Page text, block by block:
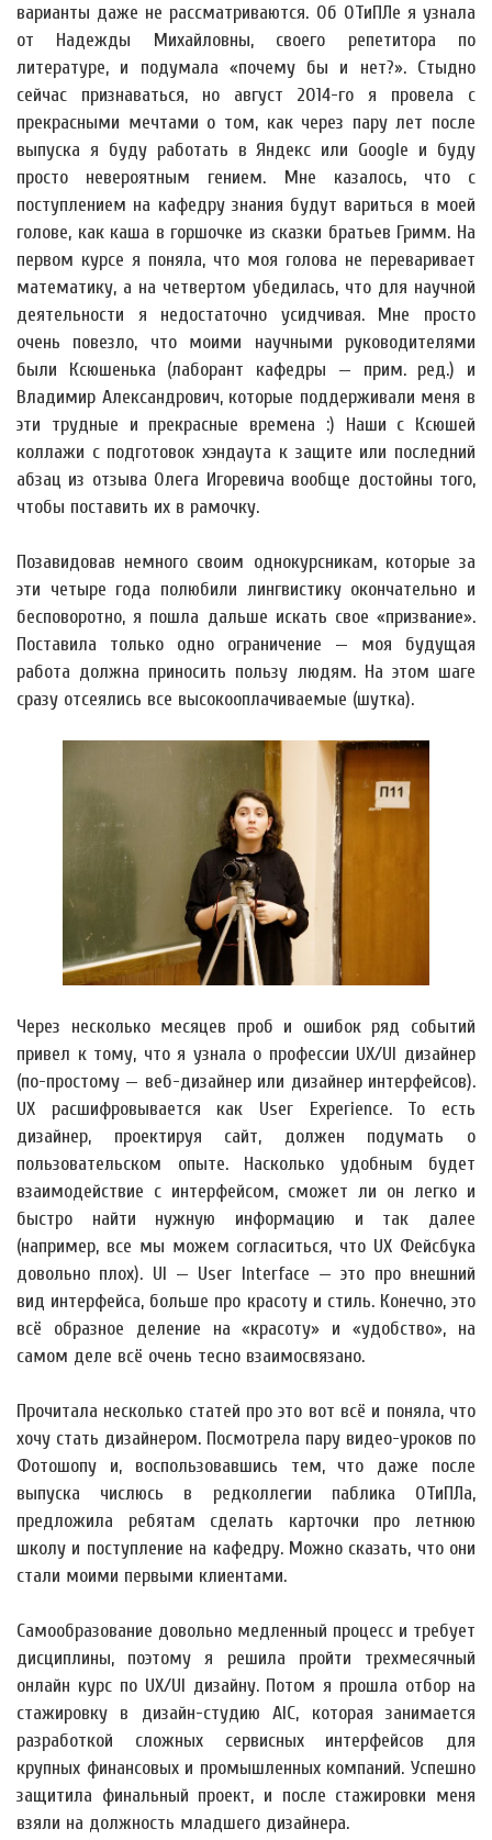
варианты даже не рассматриваются. Об ОТиПЛе я узнала
от Надежды Михайловны, своего репетитора по
литературе, и подумала «почему бы и нет?». Стыдно
сейчас признаваться, но август 2014-го я провела с
прекрасными мечтами о том, как через пару лет после
выпуска я буду работать в Яндекс или Google и буду
просто невероятным гением. Мне казалось, что с
поступлением на кафедру знания будут вариться в моей
голове, как каша в горшочке из сказки братьев Гримм. На
первом курсе я поняла, что моя голова не переваривает
математику, а на четвертом убедилась, что для научной
деятельности я недостаточно усидчивая. Мне просто
очень повезло, что моими научными руководителями
были Ксюшенька (лаборант кафедры — прим. ред.) и
Владимир Александрович, которые поддерживали меня в
эти трудные и прекрасные времена :) Наши с Ксюшей
коллажи с подготовок хэндаута к защите или последний
абзац из отзыва Олега Игоревича вообще достойны того,
чтобы поставить их в рамочку.
Позавидовав немного своим однокурсникам, которые за
эти четыре года полюбили лингвистику окончательно и
бесповоротно, я пошла дальше искать свое «призвание».
Поставила только одно ограничение — моя будущая
работа должна приносить пользу людям. На этом шаге
сразу отсеялись все высокооплачиваемые (шутка).
Через несколько месяцев проб и ошибок ряд событий
привел к тому, что я узнала о профессии UX/UI дизайнер
(по-простому — веб-дизайнер или дизайнер интерфейсов).
UX расшифровывается как User Experience. То есть
дизайнер, проектируя сайт, должен подумать о
пользовательском опыте. Насколько удобным будет
взаимодействие с интерфейсом, сможет ли он легко и
быстро найти нужную информацию и так далее
(например, все мы можем согласиться, что UX Фейсбука
довольно плох). UI — User Interface — это про внешний
вид интерфейса, больше про красоту и стиль. Конечно, это
всё образное деление на «красоту» и «удобство», на
самом деле всё очень тесно взаимосвязано.
Прочитала несколько статей про это вот всё и поняла, что
хочу стать дизайнером. Посмотрела пару видео-уроков по
Фотошопу и, воспользовавшись тем, что даже после
выпуска числюсь в редколлегии паблика ОТиПЛа,
предложила ребятам сделать карточки про летнюю
школу и поступление на кафедру. Можно сказать, что они
стали моими первыми клиентами.
Самообразование довольно медленный процесс и требует
дисциплины, поэтому я решила пройти трехмесячный
онлайн курс по UX/UI дизайну. Потом я прошла отбор на
стажировку в дизайн-студию AIC, которая занимается
разработкой сложных сервисных интерфейсов для
крупных финансовых и промышленных компаний. Успешно
защитила финальный проект, и после стажировки меня
взяли на должность младшего дизайнера.